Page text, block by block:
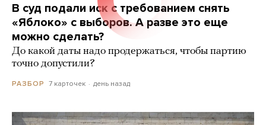
В суд подали иск с требованием снять
«Яблоко» с выборов. А разве это еще
можно сделать?
До какой даты надо продержаться, чтобы партию
точно допустили?
РАЗБОР 7 карточек день назад